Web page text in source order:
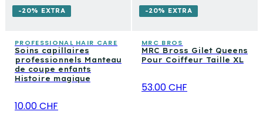
-20% EXTRA
PROFESSIONAL HAIR CARE
Soins capillaires
professionnels Manteau
de coupe enfants
Histoire magique
10.00 CHF
-20% EXTRA
MRC BROS
MRC Bross Gilet Queens
Pour Coiffeur Taille XL
53.00 CHF